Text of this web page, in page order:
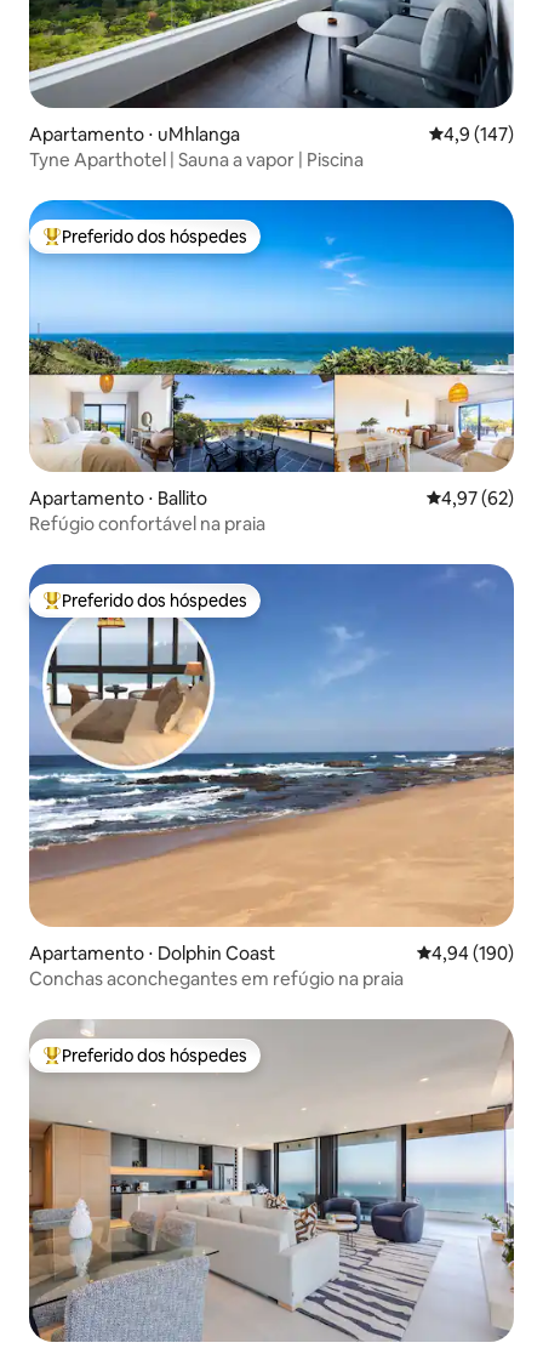
Apartamento ⋅ uMhlanga 4,9 de uma
4,9 (147)
Tyne Aparthotel | Sauna a vapor | Piscina
Entre os melhores preferidos dos hóspedes
Preferido dos hóspedes
Apartamento ⋅ Ballito 4,97 de uma
4,97 (62)
Refúgio confortável na praia
Entre os melhores preferidos dos hóspedes
Preferido dos hóspedes
Apartamento ⋅ Dolphin Coast 4,94 de uma
4,94 (190)
Conchas aconchegantes em refúgio na praia
Entre os melhores preferidos dos hóspedes
Preferido dos hóspedes